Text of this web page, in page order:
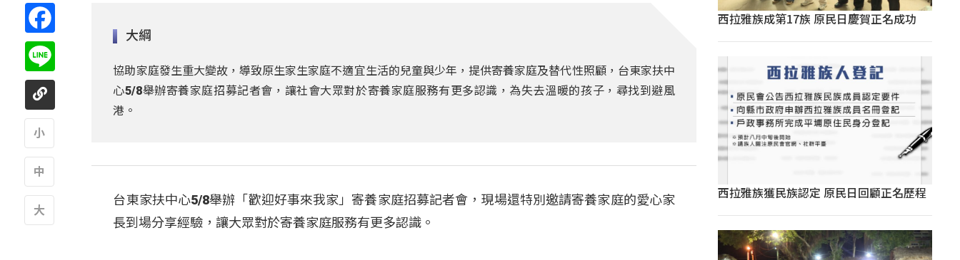
大綱
協助家庭發生重大變故，導致原生家生家庭不適宜生活的兒童與少年，提供寄養家庭及替代性照顧，台東家扶中
心5/8舉辦寄養家庭招募記者會，讓社會大眾對於寄養家庭服務有更多認識，為失去溫暖的孩子，尋找到避風
港。
台東家扶中心5/8舉辦「歡迎好事來我家」寄養家庭招募記者會，現場還特別邀請寄養家庭的愛心家
長到場分享經驗，讓大眾對於寄養家庭服務有更多認識。
西拉雅族成第17族 原民日慶賀正名成功
西拉雅族獲民族認定 原民日回顧正名歷程